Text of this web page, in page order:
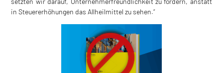
in Steuererhöhungen das Allheilmittel zu sehen.“